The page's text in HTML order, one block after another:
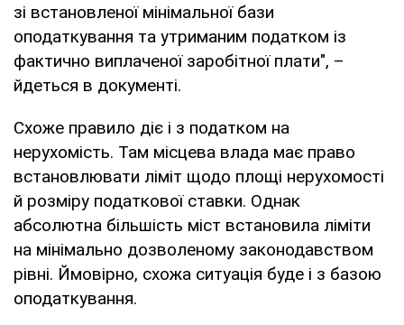
зі встановленої мінімальної бази
оподаткування та утриманим податком із
фактично виплаченої заробітної плати", –
йдеться в документі.
Схоже правило діє і з податком на
нерухомість. Там місцева влада має право
встановлювати ліміт щодо площі нерухомості
й розміру податкової ставки. Однак
абсолютна більшість міст встановила ліміти
на мінімально дозволеному законодавством
рівні. Ймовірно, схожа ситуація буде і з базою
оподаткування.